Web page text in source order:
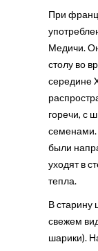
При
Медичи.
столу во
середине
горечи, с
были
уходят в
тепла.
В старину
свежем
шарики).